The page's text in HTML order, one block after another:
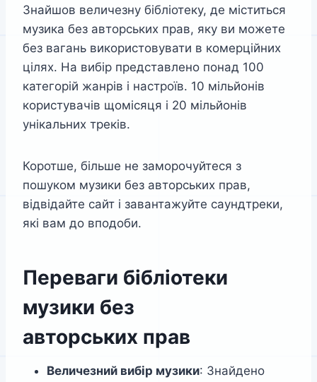
Знайшов величезну бібліотеку, де міститься
музика без авторських прав, яку ви можете
без вагань використовувати в комерційних
цілях. На вибір представлено понад 100
категорій жанрів і настроїв. 10 мільйонів
користувачів щомісяця і 20 мільйонів
унікальних треків.
Коротше, більше не заморочуйтеся з
пошуком музики без авторських прав,
відвідайте сайт і завантажуйте саундтреки,
які вам до вподоби.
Переваги бібліотеки
музики без
авторських прав
Величезний вибір музики: Знайдено